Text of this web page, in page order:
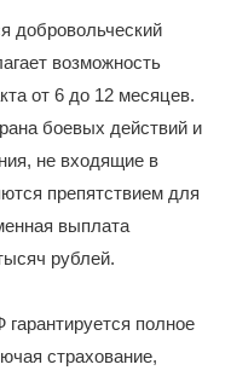
добровольческий
возможность
от 6 до 12 месяцев.
боевых действий и
не входящие в
препятствием для
выплата
рублей.
полное
страхование,